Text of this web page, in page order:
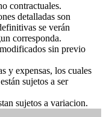
contractuales.
detalladas son
se verán
corresponda.
sin previo
y expensas, los cuales
sujetos a ser
sujetos a variacion.